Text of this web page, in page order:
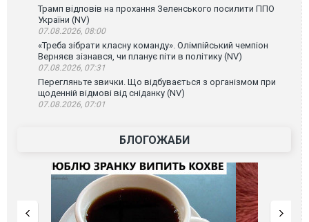
Трамп відповів на прохання Зеленського посилити ППО
України (NV)
07.08.2026, 08:00
«Треба зібрати класну команду». Олімпійський чемпіон
Верняєв зізнався, чи планує піти в політику (NV)
07.08.2026, 07:31
Перегляньте звички. Що відбувається з організмом при
щоденній відмові від сніданку (NV)
07.08.2026, 07:01
БЛОГОЖАБИ